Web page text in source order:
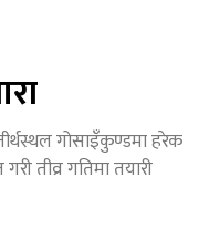
गोसाइँकुण्डमा हरेक
तीव्र गतिमा तयारी